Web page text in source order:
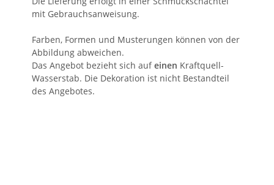
mit Gebrauchsanweisung.
Farben, Formen und Musterungen können von der
Abbildung abweichen.
Das Angebot bezieht sich aufeinen Kraftquell-
Wasserstab. Die Dekoration ist nicht Bestandteil
des Angebotes.